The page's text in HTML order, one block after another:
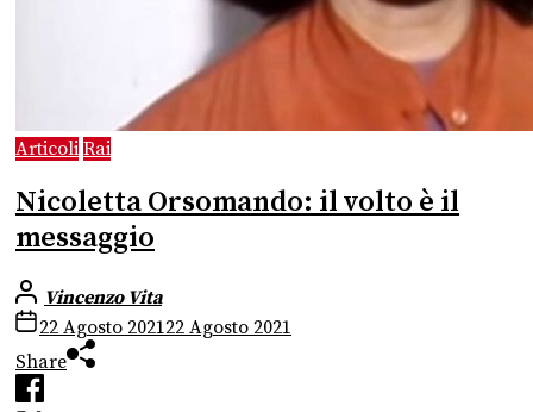
Articoli Rai
Nicoletta Orsomando: il volto è il
messaggio
Vincenzo Vita
22 Agosto 202122 Agosto 2021
Share